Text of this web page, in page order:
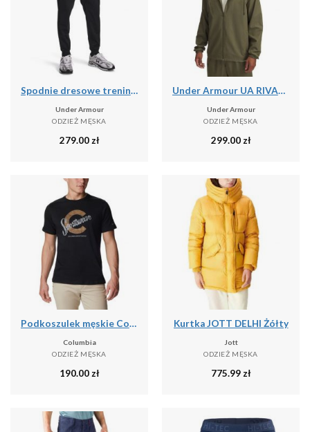
Spodnie dresowe treningowe męskie Under Armour Tricot Jogger (1290261-001)
Under Armour
ODZIEŻ MĘSKA
279.00 zł
Under Armour UA RIVAL WVN WINDBREAKER Kurtka męska
Under Armour
ODZIEŻ MĘSKA
299.00 zł
Podkoszulek męskie Columbia Graphic Casual
Columbia
ODZIEŻ MĘSKA
190.00 zł
Kurtka JOTT DELHI Żółty
Jott
ODZIEŻ MĘSKA
775.99 zł